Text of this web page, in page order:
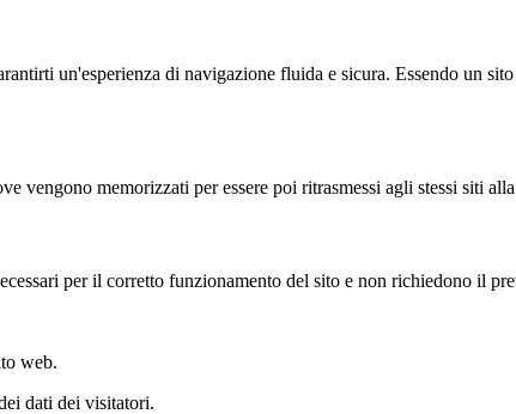
un'esperienza di navigazione fluida e sicura. Essendo un
memorizzati per essere poi ritrasmessi agli stessi siti
per il corretto funzionamento del sito e non richiedono il
web.
dati dei visitatori.